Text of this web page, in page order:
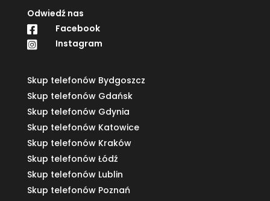
Odwiedź nas
 Facebook
 Instagram
Skup telefonów Bydgoszcz
Skup telefonów Gdańsk
Skup telefonów Gdynia
Skup telefonów Katowice
Skup telefonów Kraków
Skup telefonów Łódź
Skup telefonów Lublin
Skup telefonów Poznań